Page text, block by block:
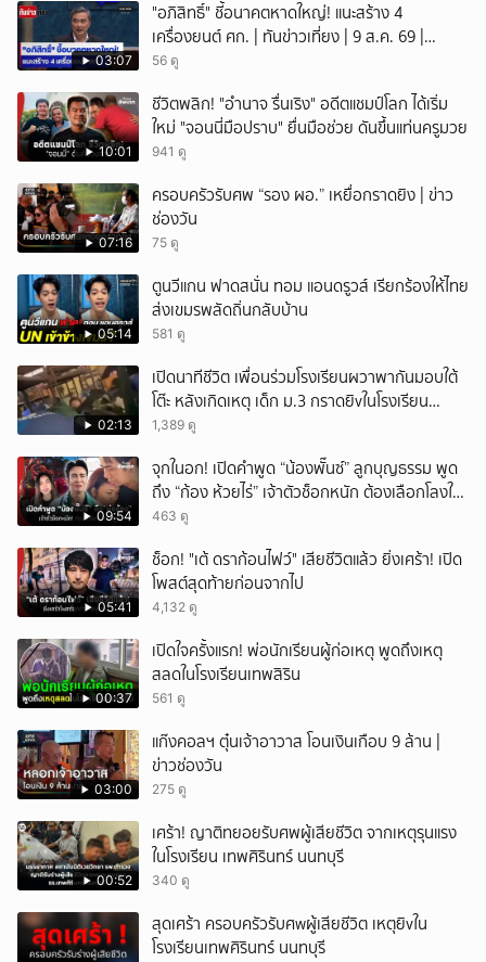
03:07
"อภิสิทธิ์" ชี้อนาคตหาดใหญ่! แนะสร้าง 4
เครื่องยนต์ ศก. | ทันข่าวเที่ยง | 9 ส.ค. 69 |
NationTV22
56 ดู
10:01
ชีวิตพลิก! "อำนาจ รื่นเริง" อดีตแชมป์โลก ได้เริ่ม
ใหม่ "จอนนี่มือปราบ" ยื่นมือช่วย ดันขึ้นแท่นครูมวย
941 ดู
07:16
ครอบครัวรับศพ “รอง ผอ.” เหยื่อกราดยิง | ข่าว
ช่องวัน
75 ดู
05:14
ตูนวีแกน ฟาดสนั่น ทอม แอนดรูวส์ เรียกร้องให้ไทย
ส่งเขมรพลัดถิ่นกลับบ้าน
581 ดู
02:13
เปิดนาทีชีวิต เพื่อนร่วมโรงเรียนผวาพากันมอบใต้
โต๊ะ หลังเกิดเหตุ เด็ก ม.3 กราดยิvในโรงเรียน
เทพศิรินทร์นนท์ แบบไม่เลือกหน้า เสียงปืนดังสนั่น
1,389 ดู
09:54
จุกในอก! เปิดคำพูด “น้องพั๊นซ์” ลูกบุญธรรม พูด
ถึง “ก้อง ห้วยไร่” เจ้าตัวช็อกหนัก ต้องเลือกโลงให้
ลูก!
463 ดู
05:41
ช็อก! "เต้ ดราก้อนไฟว์" เสียชีวิตแล้ว ยิ่งเศร้า! เปิด
โพสต์สุดท้ายก่อนจากไป
4,132 ดู
00:37
เปิดใจครั้งแรก! พ่อนักเรียนผู้ก่อเหตุ พูดถึงเหตุ
สลดในโรงเรียนเทพสิริน
561 ดู
03:00
แก๊งคอลฯ ตุ๋นเจ้าอาวาส โอนเงินเกือบ 9 ล้าน |
ข่าวช่องวัน
275 ดู
00:52
เศร้า! ญาติทยอยรับศพผู้เสียชีวิต จากเหตุรุนแรง
ในโรงเรียน เทพศิรินทร์ นนทบุรี
340 ดู
สุดเศร้า ครอบครัวรับศwผู้เสียชีวิต เหตุยิvใน
โรงเรียนเทพศิรินทร์ นนทบุรี